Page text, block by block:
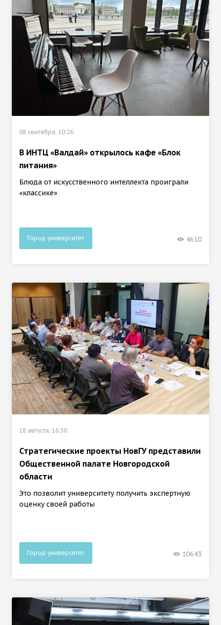
08 сентября, 10:26
В ИНТЦ «Валдай» открылось кафе «Блок
питания»
Блюда от искусственного интеллекта проиграли
«классике»
Город-университет 4610
18 августа, 16:30
Стратегические проекты НовГУ представили
Общественной палате Новгородской
области
Это позволит университету получить экспертную
оценку своей работы
Город-университет 10643